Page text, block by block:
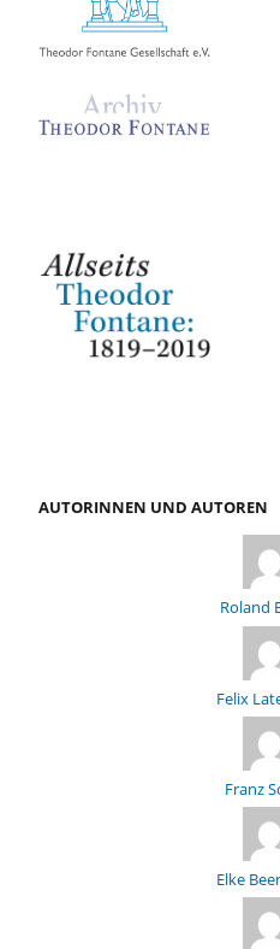
AUTORINNEN UND AUTOREN
Roland
Felix
Franz
Elke